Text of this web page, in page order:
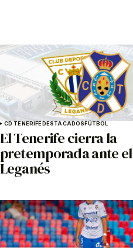
CD TENERIFEDESTACADOSFÚTBOL
El Tenerife cierra la
pretemporada ante el
Leganés